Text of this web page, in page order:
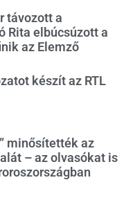
távozott a
Rita elbúcsúzott a
az Elemző
készít az RTL
minősítették az
– az olvasókat is